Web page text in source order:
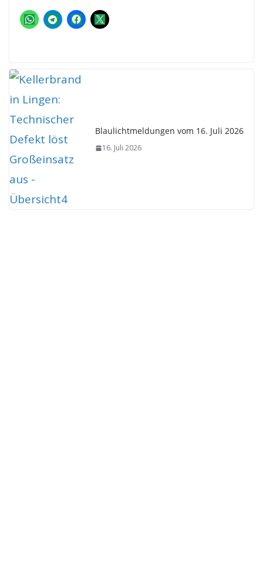
Blaulichtmeldungen vom 16. Juli 2026
16. Juli 2026